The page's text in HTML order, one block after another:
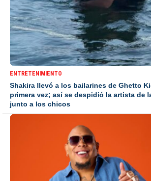
ENTRETENIMIENTO
Shakira llevó a los bailarines de Ghetto
primera vez; así se despidió la artista de
junto a los chicos